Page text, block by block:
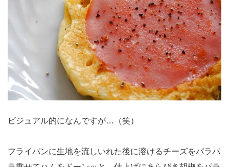
ビジュアル的になんですが…（笑）
フライパンに生地を流しいれた後に溶けるチーズをパラパ